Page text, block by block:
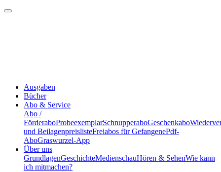
Ausgaben
Bücher
Abo & Service
Abo /
FörderaboProbeexemplarSchnupperaboGeschenkabo
und BeilagenpreislisteFreiabos für GefangenePdf-
AboGraswurzel-App
Über uns
GrundlagenGeschichteMedienschauHören & SehenWie kann
ich mitmachen?